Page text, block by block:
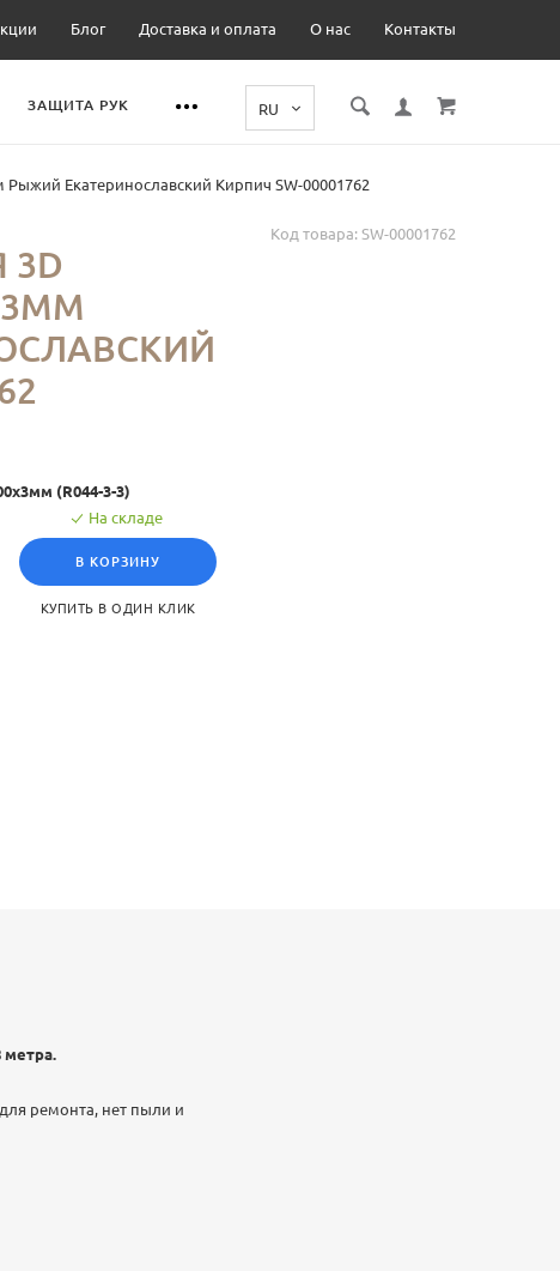
Блог Доставка и оплата О нас Контакты
ЗАЩИТА РУК
Екатеринославский Кирпич SW-00001762
Код товара: SW-00001762
(R044-3-3)
На складе
В КОРЗИНУ
КУПИТЬ В ОДИН КЛИК
метра.
ремонта, нет пыли и